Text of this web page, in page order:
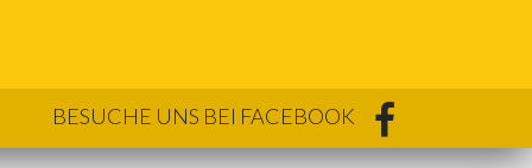
BESUCHE UNS BEI FACEBOOK